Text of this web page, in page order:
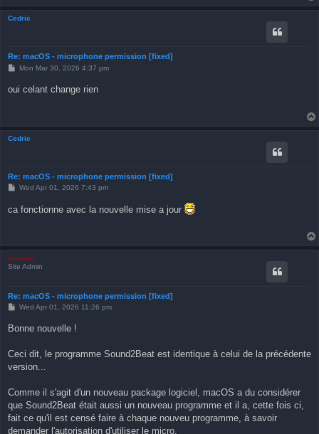
Cedric
Re: macOS - microphone permission [fixed]
P
s
t
Mon Mar 30, 2026 4:37 pm
oui celant change rien
Cedric
Re: macOS - microphone permission [fixed]
P
t
Wed Apr 01, 2026 7:43 pm
ca fonctionne avec la nouvelle mise a jour
support
Site Admin
Re: macOS - microphone permission [fixed]
P
t
Wed Apr 01, 2026 11:26 pm
Bonne nouvelle !
Ceci dit, le programme Sound2Beat est identique à celui de la précédente
version...
Comme il s'agit d'un nouveau package logiciel, macOS a du considérer
que Sound2Beat était aussi un nouveau programme et il a, cette fois ci,
fait ce qu'il est censé faire à chaque nouveu programme, à savoir
demander l'autorisation d'utiliser le micro.